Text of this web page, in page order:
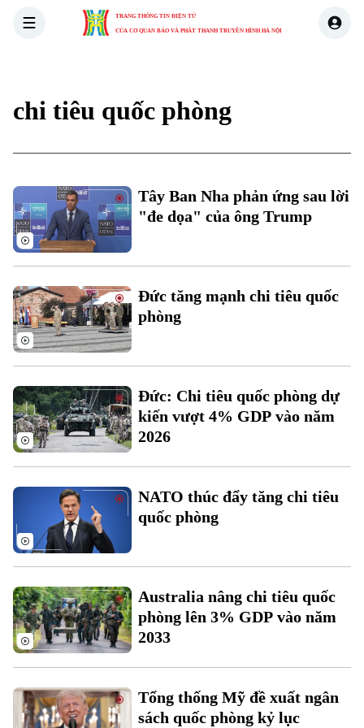
TRANG THÔNG TIN ĐIỆN TỬ
CỦA CƠ QUAN BÁO VÀ PHÁT THANH TRUYỀN HÌNH HÀ NỘI
Xu hướng
Chuyên mục
chi tiêu quốc phòng
Tây Ban Nha phản ứng sau lời
"đe dọa" của ông Trump
Đức tăng mạnh chi tiêu quốc
phòng
Đức: Chi tiêu quốc phòng dự
kiến vượt 4% GDP vào năm
2026
NATO thúc đẩy tăng chi tiêu
quốc phòng
Australia nâng chi tiêu quốc
phòng lên 3% GDP vào năm
2033
Tổng thống Mỹ đề xuất ngân
sách quốc phòng kỷ lục